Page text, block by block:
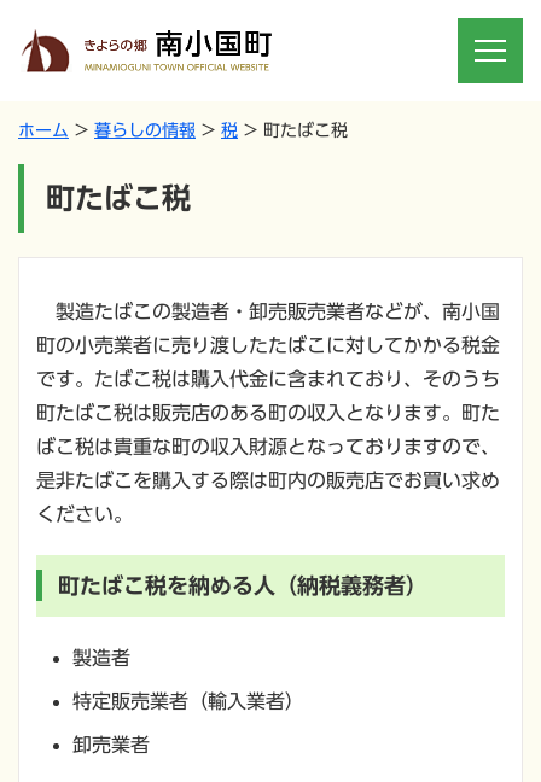
ホーム 暮らしの情報 税 町たばこ税
町たばこ税
製造たばこの製造者・卸売販売業者などが、南小国
町の小売業者に売り渡したたばこに対してかかる税金
です。たばこ税は購入代金に含まれており、そのうち
町たばこ税は販売店のある町の収入となります。町た
ばこ税は貴重な町の収入財源となっておりますので、
是非たばこを購入する際は町内の販売店でお買い求め
ください。
町たばこ税を納める人（納税義務者）
製造者
特定販売業者（輸入業者）
卸売業者